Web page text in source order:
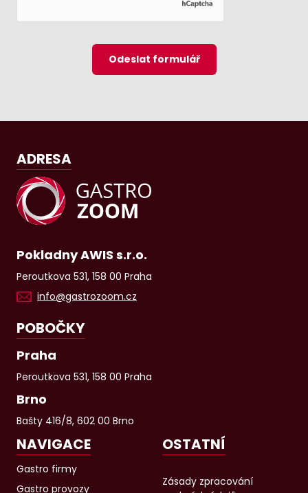
Odeslat formulář
ADRESA
Pokladny AWIS s.r.o.
Peroutkova 531, 158 00 Praha
info@gastrozoom.cz
POBOČKY
Praha
Peroutkova 531, 158 00 Praha
Brno
Bašty 416/8, 602 00 Brno
NAVIGACE
Gastro firmy
Gastro provozy
OSTATNÍ
Zásady zpracování